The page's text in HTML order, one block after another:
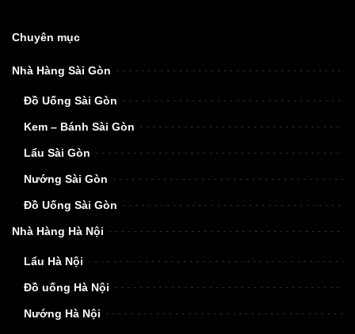
Chuyên mục
Nhà Hàng Sài Gòn
Đồ Uống Sài Gòn
Kem – Bánh Sài Gòn
Lẩu Sài Gòn
Nướng Sài Gòn
Đồ Uống Sài Gòn
Nhà Hàng Hà Nội
Lẩu Hà Nội
Đồ uống Hà Nội
Nướng Hà Nội